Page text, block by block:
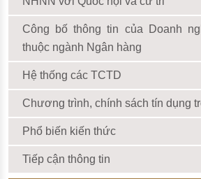
Công bố thông tin của Doanh
thuộc ngành Ngân hàng
Hệ thống các TCTD
Chương trình, chính sách tín dụng
Phổ biến kiến thức
Tiếp cận thông tin